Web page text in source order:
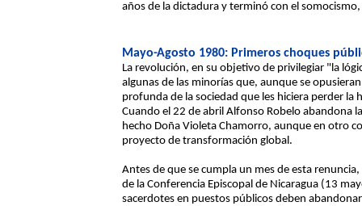
años de la dictadura y terminó con el
Mayo-Agosto 1980: Primeros choques
La revolución, en su objetivo de privilegiar "la
algunas de las minorías que, aunque se
profunda de la sociedad que les hiciera perder
Cuando el 22 de abril Alfonso Robelo abandona
hecho Doña Violeta Chamorro, aunque en otro
proyecto de transformación global.
Antes de que se cumpla un mes de esta
de la Conferencia Episcopal de Nicaragua (13
sacerdotes en puestos públicos deben